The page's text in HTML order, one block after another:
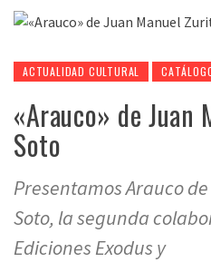
ACTUALIDAD CULTURAL
«Arauco» de Juan
Soto
Presentamos Arauco
Soto, la segunda
Ediciones Exodus y